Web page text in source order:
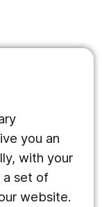
you an
with your
a set of
website.